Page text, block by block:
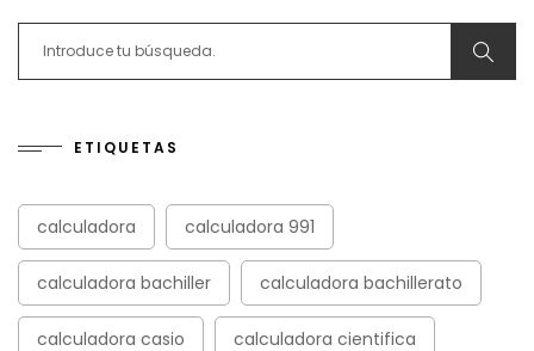
ETIQUETAS
calculadora calculadora 991
calculadora bachiller calculadora bachillerato
calculadora casio calculadora cientifica